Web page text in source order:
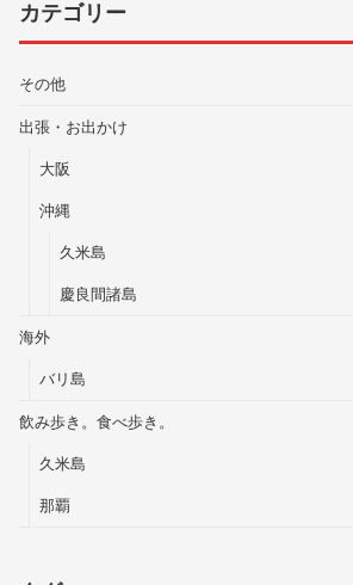
カテゴリー
その他
出張・お出かけ
大阪
沖縄
久米島
慶良間諸島
海外
バリ島
飲み歩き。食べ歩き。
久米島
那覇